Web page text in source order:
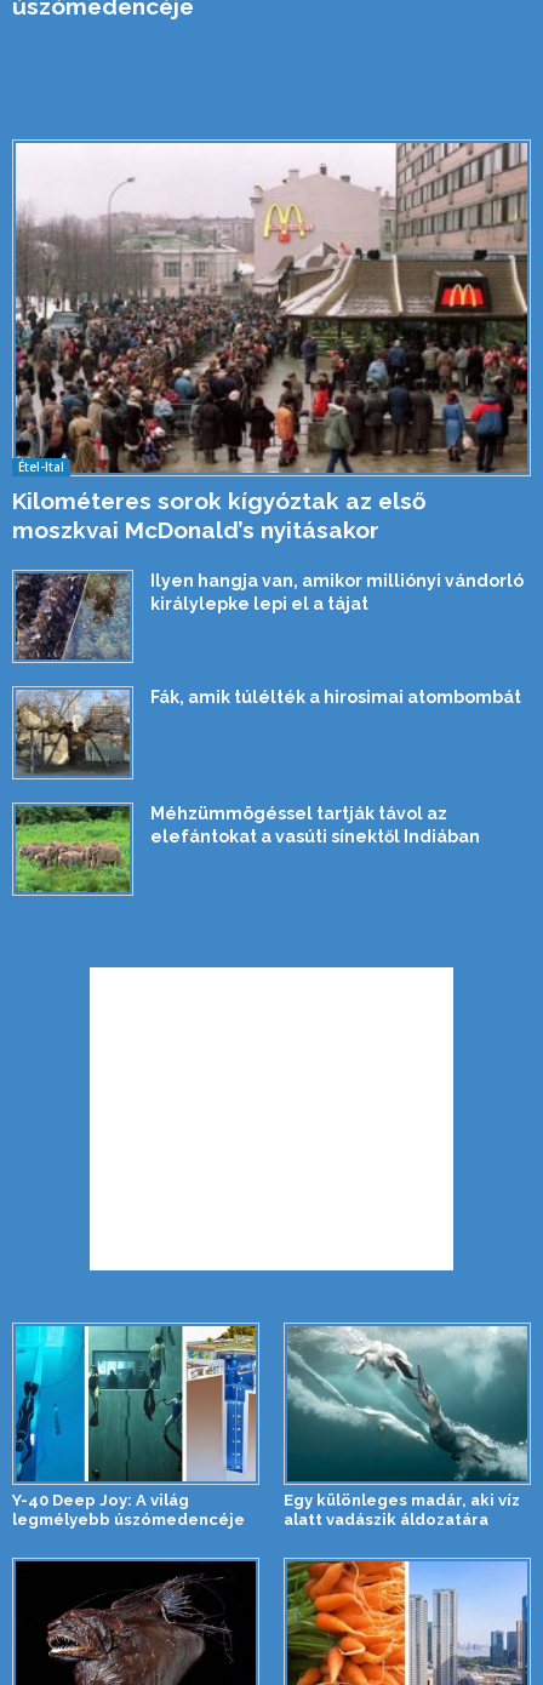
úszómedencéje
Étel-Ital
Kilométeres sorok kígyóztak az első
moszkvai McDonald’s nyitásakor
Ilyen hangja van, amikor milliónyi vándorló
királylepke lepi el a tájat
Fák, amik túlélték a hirosimai atombombát
Méhzümmögéssel tartják távol az
elefántokat a vasúti sínektől Indiában
Y-40 Deep Joy: A világ
legmélyebb úszómedencéje
Egy különleges madár, aki víz
alatt vadászik áldozatára